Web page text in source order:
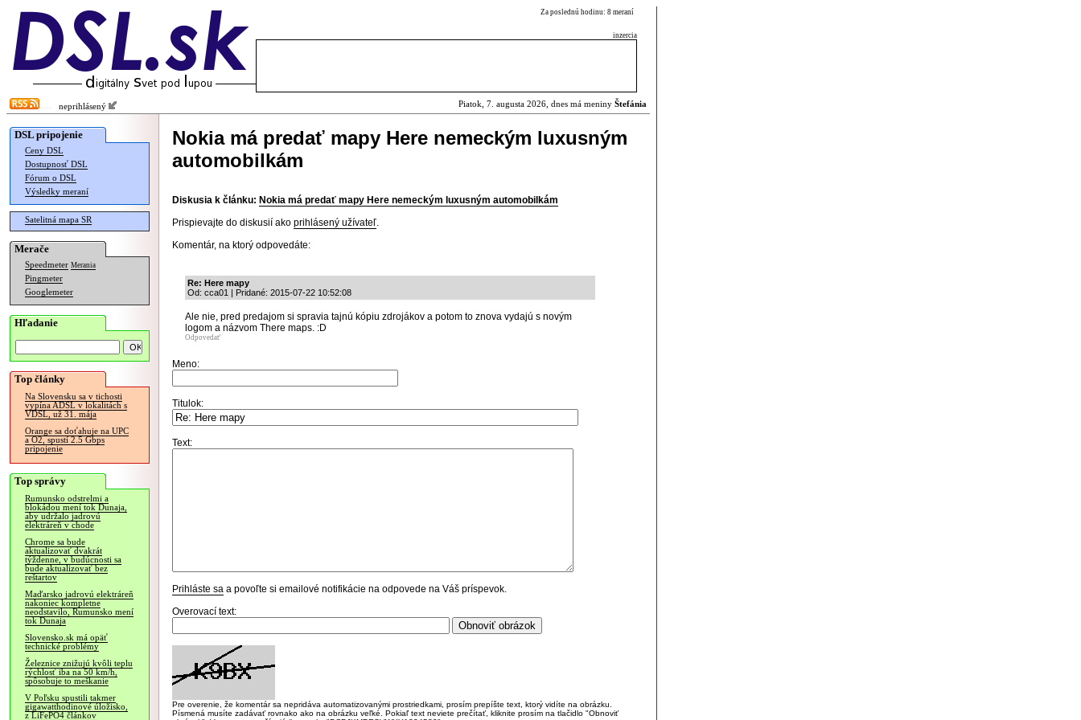
Za poslednú hodinu: 8 meraní
inzercia
neprihlásený Piatok, 7. augusta 2026, dnes má meniny Štefánia
DSL pripojenie
Ceny DSL
Dostupnosť DSL
Fórum o DSL
Výsledky meraní
Satelitná mapa SR
Merače
Speedmeter Merania
Pingmeter
Googlemeter
Hľadanie
Top články
Na Slovensku sa v tichosti
vypína ADSL v lokalitách s
VDSL, už 31. mája
Orange sa doťahuje na UPC
a O2, spustí 2.5 Gbps
pripojenie
Top správy
Rumunsko odstrelmi a
blokádou mení tok Dunaja,
aby udržalo jadrovú
elektráreň v chode
Chrome sa bude
aktualizovať dvakrát
týždenne, v budúcnosti sa
bude aktualizovať bez
reštartov
Maďarsko jadrovú elektráreň
nakoniec kompletne
neodstavilo, Rumunsko mení
tok Dunaja
Slovensko.sk má opäť
technické problémy
Železnice znižujú kvôli teplu
rýchlosť iba na 50 km/h,
spôsobuje to meškanie
V Poľsku spustili takmer
gigawatthodinové úložisko,
z LiFePO4 článkov
Nokia má predať mapy Here nemeckým luxusným
automobilkám
Diskusia k článku: Nokia má predať mapy Here nemeckým luxusným automobilkám
Prispievajte do diskusií ako prihlásený užívateľ.
Komentár, na ktorý odpovedáte:
Re: Here mapy
Od: cca01 | Pridané: 2015-07-22 10:52:08
Ale nie, pred predajom si spravia tajnú kópiu zdrojákov a potom to znova vydajú s novým
logom a názvom There maps. :D
Odpovedať
Meno:
Titulok:
Text:
Prihláste sa a povoľte si emailové notifikácie na odpovede na Váš príspevok.
Overovací text:
Pre overenie, že komentár sa nepridáva automatizovanými prostriedkami, prosím prepíšte text, ktorý vidíte na obrázku.
Písmená musíte zadávať rovnako ako na obrázku veľké. Pokiaľ text neviete prečítať, kliknite prosím na tlačidlo "Obnoviť